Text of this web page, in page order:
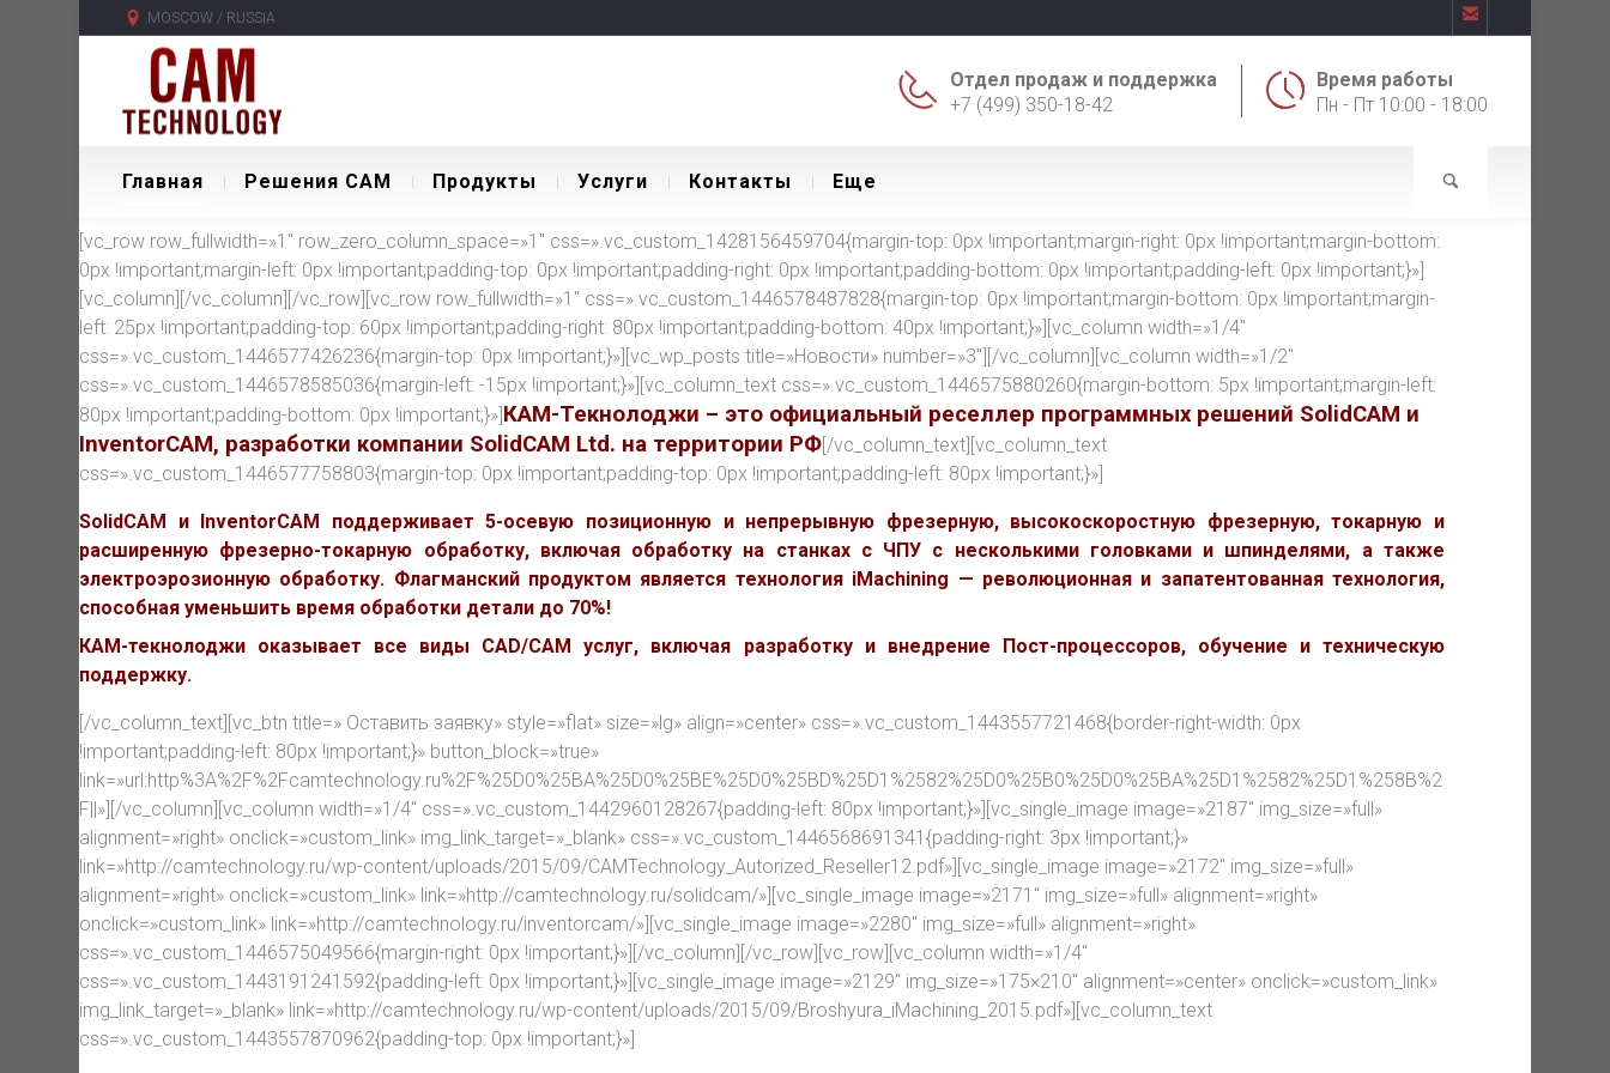
MOSCOW / RUSSIA 
Время работы
Пн - Пт 10:00 - 18:00
Отдел продаж и поддержка
+7 (499) 350-18-42
Главная Решения CAM Продукты Уcлуги Контакты Еще
[vc_row row_fullwidth=»1″ row_zero_column_space=»1″ css=».vc_custom_1428156459704{margin-top: 0px !important;margin-right: 0px !important;margin-bottom:
0px !important;margin-left: 0px !important;padding-top: 0px !important;padding-right: 0px !important;padding-bottom: 0px !important;padding-left: 0px !important;}»]
[vc_column][/vc_column][/vc_row][vc_row row_fullwidth=»1″ css=».vc_custom_1446578487828{margin-top: 0px !important;margin-bottom: 0px !important;margin-
left: 25px !important;padding-top: 60px !important;padding-right: 80px !important;padding-bottom: 40px !important;}»][vc_column width=»1/4″
css=».vc_custom_1446577426236{margin-top: 0px !important;}»][vc_wp_posts title=»Новости» number=»3″][/vc_column][vc_column width=»1/2″
css=».vc_custom_1446578585036{margin-left: -15px !important;}»][vc_column_text css=».vc_custom_1446575880260{margin-bottom: 5px !important;margin-left:
80px !important;padding-bottom: 0px !important;}»]КАМ-Текнолоджи – это официальный реселлер программных решений SolidCAM и
InventorCAM, разработки компании SolidCAM Ltd. на территории РФ[/vc_column_text][vc_column_text
css=».vc_custom_1446577758803{margin-top: 0px !important;padding-top: 0px !important;padding-left: 80px !important;}»]
SolidCAM и InventorCAM поддерживает 5-осевую позиционную и непрерывную фрезерную, высокоскоростную фрезерную, токарную и
расширенную фрезерно-токарную обработку, включая обработку на станках с ЧПУ с несколькими головками и шпинделями, а также
электроэрозионную обработку. Флагманский продуктом является технология iMachining — революционная и запатентованная технология,
способная уменьшить время обработки детали до 70%!
КАМ-текнолоджи оказывает все виды CAD/CAM услуг, включая разработку и внедрение Пост-процессоров, обучение и техническую
поддержку.
[/vc_column_text][vc_btn title=» Оставить заявку» style=»flat» size=»lg» align=»center» css=».vc_custom_1443557721468{border-right-width: 0px
!important;padding-left: 80px !important;}» button_block=»true»
link=»url:http%3A%2F%2Fcamtechnology.ru%2F%25D0%25BA%25D0%25BE%25D0%25BD%25D1%2582%25D0%25B0%25D0%25BA%25D1%2582%25D1%258B%2
F||»][/vc_column][vc_column width=»1/4″ css=».vc_custom_1442960128267{padding-left: 80px !important;}»][vc_single_image image=»2187″ img_size=»full»
alignment=»right» onclick=»custom_link» img_link_target=»_blank» css=».vc_custom_1446568691341{padding-right: 3px !important;}»
link=»http://camtechnology.ru/wp-content/uploads/2015/09/CAMTechnology_Autorized_Reseller12.pdf»][vc_single_image image=»2172″ img_size=»full»
alignment=»right» onclick=»custom_link» link=»http://camtechnology.ru/solidcam/»][vc_single_image image=»2171″ img_size=»full» alignment=»right»
onclick=»custom_link» link=»http://camtechnology.ru/inventorcam/»][vc_single_image image=»2280″ img_size=»full» alignment=»right»
css=».vc_custom_1446575049566{margin-right: 0px !important;}»][/vc_column][/vc_row][vc_row][vc_column width=»1/4″
css=».vc_custom_1443191241592{padding-left: 0px !important;}»][vc_single_image image=»2129″ img_size=»175×210″ alignment=»center» onclick=»custom_link»
img_link_target=»_blank» link=»http://camtechnology.ru/wp-content/uploads/2015/09/Broshyura_iMachining_2015.pdf»][vc_column_text
css=».vc_custom_1443557870962{padding-top: 0px !important;}»]